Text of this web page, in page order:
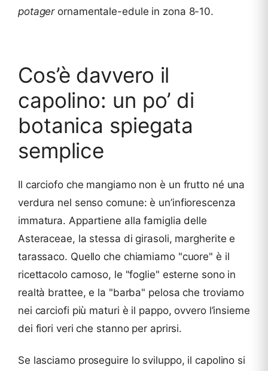
potagerornamentale-edule in zona 8-10.
Cos’è davvero il
capolino: un po’ di
botanica spiegata
semplice
Il carciofo che mangiamo non è un frutto né una
verdura nel senso comune: è un’infiorescenza
immatura. Appartiene alla famiglia delle
Asteraceae, la stessa di girasoli, margherite e
tarassaco. Quello che chiamiamo "cuore" è il
ricettacolo carnoso, le "foglie" esterne sono in
realtà brattee, e la "barba" pelosa che troviamo
nei carciofi più maturi è il pappo, ovvero l’insieme
dei fiori veri che stanno per aprirsi.
Se lasciamo proseguire lo sviluppo, il capolino si